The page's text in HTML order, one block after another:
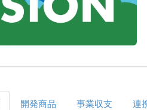
開発商品 事業収支 連